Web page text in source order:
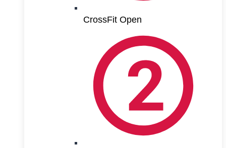
CrossFit Open